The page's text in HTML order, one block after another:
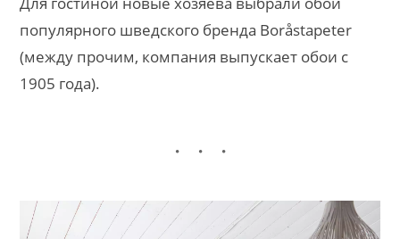
популярного шведского бренда Boråstapeter
(между прочим, компания выпускает обои с
1905 года).